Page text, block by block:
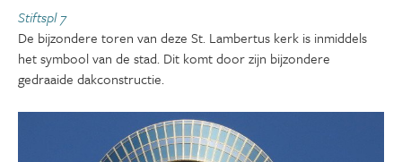
Stiftspl 7
De bijzondere toren van deze St. Lambertus kerk is inmiddels
het symbool van de stad. Dit komt door zijn bijzondere
gedraaide dakconstructie.